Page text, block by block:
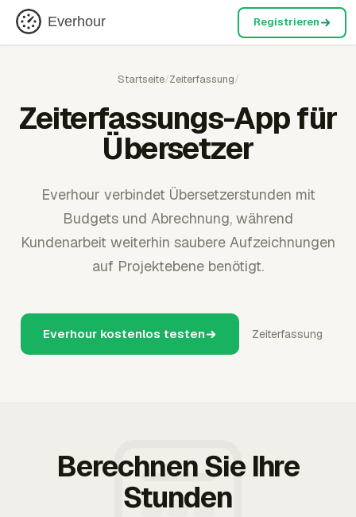
Everhour Registrieren
Startseite/Zeiterfassung/
Zeiterfassungs-App für
Übersetzer
Everhour verbindet Übersetzerstunden mit
Budgets und Abrechnung, während
Kundenarbeit weiterhin saubere Aufzeichnungen
auf Projektebene benötigt.
Everhour kostenlos testen Zeiterfassung
Berechnen Sie Ihre
Stunden